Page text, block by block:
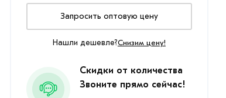
Запросить оптовую цену
Нашли дешевле?Снизим цену!
Скидки от количества
Звоните прямо сейчас!